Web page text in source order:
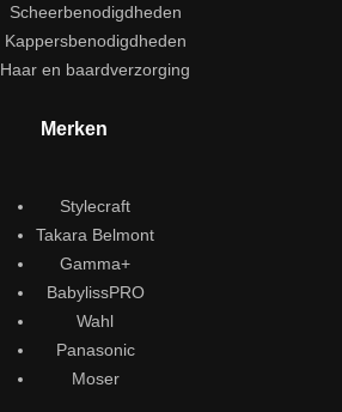
Scheerbenodigdheden
Kappersbenodigdheden
Haar en baardverzorging
Merken
Stylecraft
Takara Belmont
Gamma+
BabylissPRO
Wahl
Panasonic
Moser